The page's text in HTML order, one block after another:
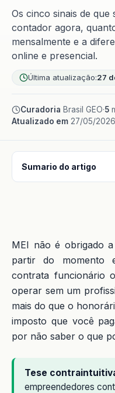
Os cinco sinais de que
contador agora,
mensalmente e a
online e presencial.
Última atualização:27
Curadoria Brasil GEO·5
Atualizado em 27/05/2026
Sumario do artigo
MEI não é obrigado
partir do momento
contrata funcionário
operar sem um
mais do que o
imposto que você
por não saber o que
Tese
empreendedores